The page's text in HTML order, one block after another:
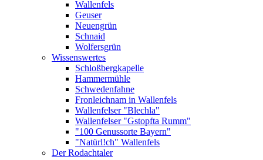
Wallenfels
Geuser
Neuengrün
Schnaid
Wolfersgrün
Wissenswertes
Schloßbergkapelle
Hammermühle
Schwedenfahne
Fronleichnam in Wallenfels
Wallenfelser "Blechla"
Wallenfelser "Gstopfta Rumm"
"100 Genussorte Bayern"
"Natürl!ch" Wallenfels
Der Rodachtaler